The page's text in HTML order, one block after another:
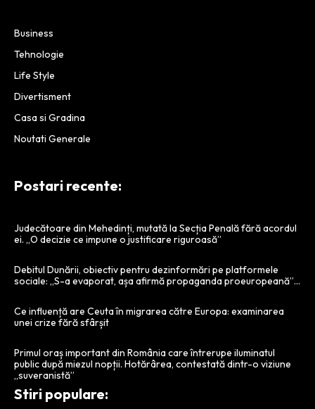
Business
Tehnologie
Life Style
Divertisment
Casa si Gradina
Noutati Generale
Postari recente:
Judecătoare din Mehedinți, mutată la Secția Penală fără acordul
ei. „O decizie ce impune o justificare riguroasă”
Debitul Dunării, obiectiv pentru dezinformări pe platformele
sociale: „S-a evaporat, așa afirmă propaganda proeuropeană”…
Ce influență are Ceuta în migrarea către Europa: examinarea
unei crize fără sfârșit
Primul oraș important din România care întrerupe iluminatul
public după miezul nopții. Hotărârea, contestată dintr-o viziune
„suveranistă”
Stiri populare: